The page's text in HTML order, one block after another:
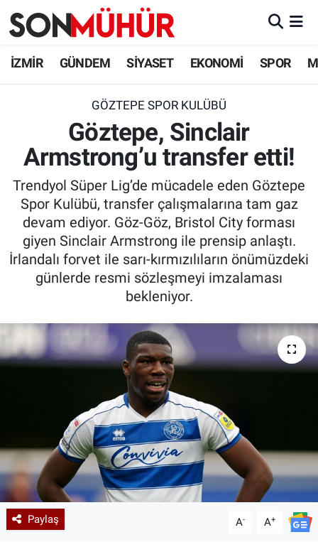
İZMİR GÜNDEM SİYASET EKONOMİ SPOR
GÖZTEPE SPOR KULÜBÜ
Göztepe, Sinclair
Armstrong’u transfer etti!
Trendyol Süper Lig’de mücadele eden Göztepe
Spor Kulübü, transfer çalışmalarına tam gaz
devam ediyor. Göz-Göz, Bristol City forması
giyen Sinclair Armstrong ile prensip anlaştı.
İrlandalı forvet ile sarı-kırmızılıların önümüzdeki
günlerde resmi sözleşmeyi imzalaması
bekleniyor.
Paylaş A- A+
İzmir Nöbetçi Eczaneler
İzmir Namaz Vakitleri
İzmir Trafik Yoğunluk Haritası
Süper Lig Puan Durumu ve Fikstür
Tüm Manşetler
Son Dakika Haberleri